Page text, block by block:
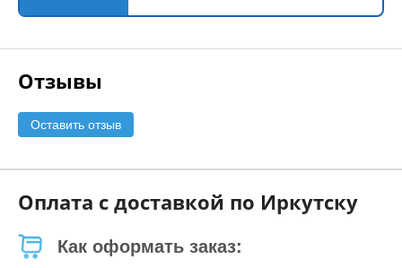
Отзывы
Оставить отзыв
Оплата с доставкой по Иркутску
Как оформать заказ: